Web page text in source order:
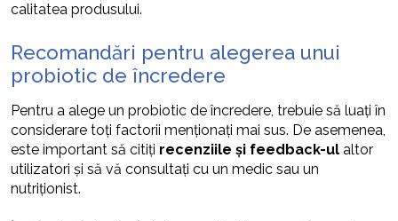
calitatea produsului.
Recomandări pentru alegerea unui
probiotic de încredere
Pentru a alege un probiotic de încredere, trebuie să luați în
considerare toți factorii menționați mai sus. De asemenea,
este important să citiți recenziile și feedback-ul altor
utilizatori și să vă consultați cu un medic sau un
nutriționist.